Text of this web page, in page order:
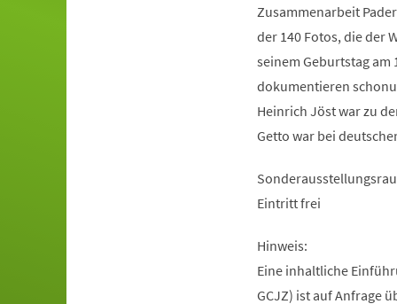
Zusammenarbeit
der 140 Fotos, die der
seinem Geburtstag am
dokumentieren
Heinrich Jöst war zu
Getto war bei
Eintritt frei
Hinweis:
Eine inhaltliche
GCJZ) ist auf Anfrage